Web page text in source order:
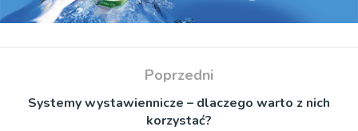
Poprzedni
Systemy wystawiennicze – dlaczego warto z nich
korzystać?